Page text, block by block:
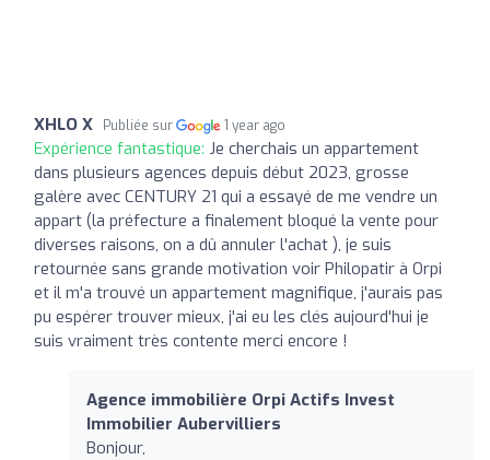
XHLO X Publiée sur 1 year ago
Expérience fantastique: Je cherchais un appartement
dans plusieurs agences depuis début 2023, grosse
galère avec CENTURY 21 qui a essayé de me vendre un
appart (la préfecture a finalement bloqué la vente pour
diverses raisons, on a dû annuler l'achat ), je suis
retournée sans grande motivation voir Philopatir à Orpi
et il m'a trouvé un appartement magnifique, j'aurais pas
pu espérer trouver mieux, j'ai eu les clés aujourd'hui je
suis vraiment très contente merci encore !
Agence immobilière Orpi Actifs Invest
Immobilier Aubervilliers
Bonjour,